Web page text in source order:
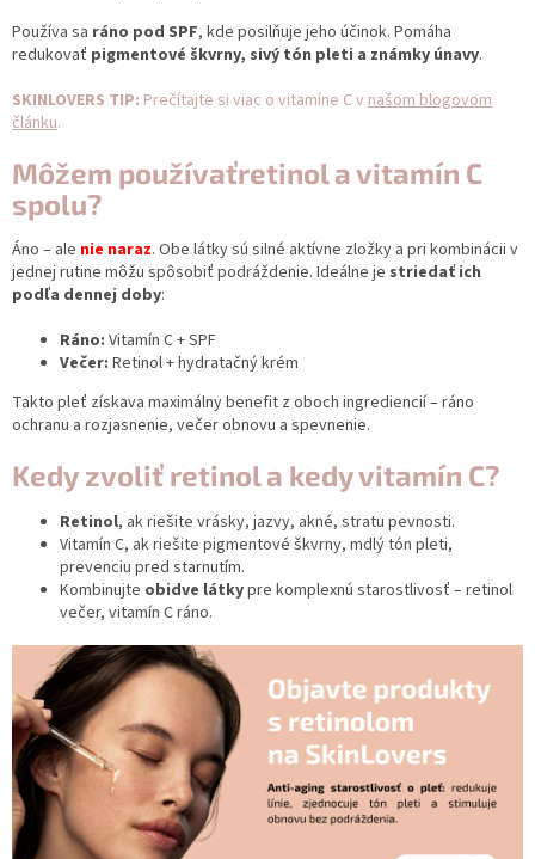
Používa sa ráno pod SPF, kde posilňuje jeho účinok. Pomáha
redukovať pigmentové škvrny, sivý tón pleti a známky únavy.
SKINLOVERS TIP: Prečítajte si viac o vitamíne C v našom blogovom
článku.
Môžem používaťretinol a vitamín C
spolu?
Áno – ale nie naraz. Obe látky sú silné aktívne zložky a pri kombinácii v
jednej rutine môžu spôsobiť podráždenie. Ideálne je striedať ich
podľa dennej doby:
Ráno: Vitamín C + SPF
Večer: Retinol + hydratačný krém
Takto pleť získava maximálny benefit z oboch ingrediencií – ráno
ochranu a rozjasnenie, večer obnovu a spevnenie.
Kedy zvoliť retinol a kedy vitamín C?
Retinol, ak riešite vrásky, jazvy, akné, stratu pevnosti.
Vitamín C, ak riešite pigmentové škvrny, mdlý tón pleti,
prevenciu pred starnutím.
Kombinujte obidve látkypre komplexnú starostlivosť – retinol
večer, vitamín C ráno.